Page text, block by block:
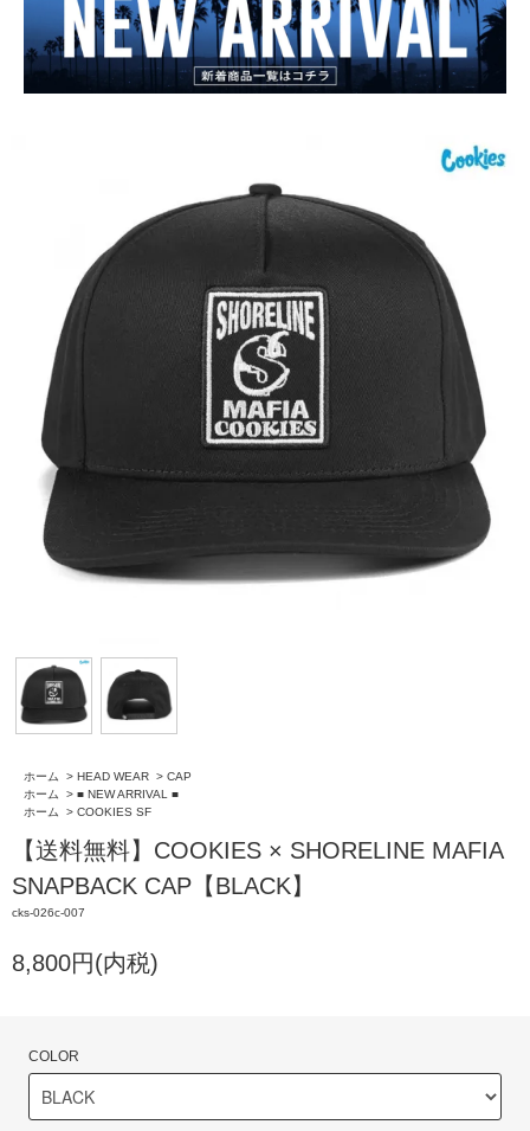
ホーム > HEAD WEAR > CAP
ホーム
> ■ NEW ARRIVAL ■
ホーム
> COOKIES SF
【送料無料】COOKIES × SHORELINE MAFIA
SNAPBACK CAP【BLACK】
cks-026c-007
8,800円(内税)
COLOR